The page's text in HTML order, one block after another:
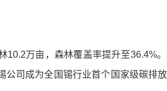
万亩，森林覆盖率提升至36.4%
司成为全国锡行业首个国家级碳排